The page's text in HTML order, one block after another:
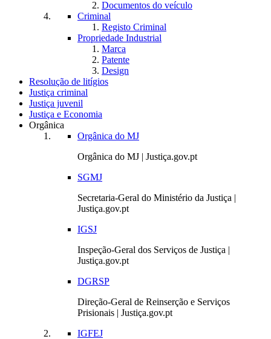
Documentos do veículo
Criminal
Registo Criminal
Propriedade Industrial
Marca
Patente
Design
Resolução de litígios
Justiça criminal
Justiça juvenil
Justiça e Economia
Orgânica
Orgânica do MJ
Orgânica do MJ | Justiça.gov.pt
SGMJ
Secretaria-Geral do Ministério da Justiça |
Justiça.gov.pt
IGSJ
Inspeção-Geral dos Serviços de Justiça |
Justiça.gov.pt
DGRSP
Direção-Geral de Reinserção e Serviços
Prisionais | Justiça.gov.pt
IGFEJ